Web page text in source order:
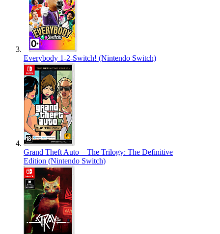
Everybody 1-2-Switch! (Nintendo Switch)
Grand Theft Auto – The Trilogy: The Definitive
Edition (Nintendo Switch)